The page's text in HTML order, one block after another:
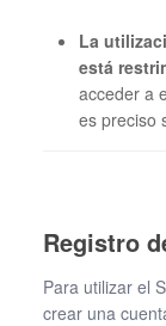
La
está
acceder a
es preciso
Registro
Para utilizar el
crear una